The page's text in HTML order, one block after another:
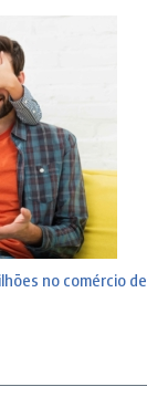
no comércio de